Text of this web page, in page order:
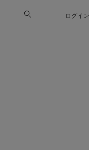
ログイン